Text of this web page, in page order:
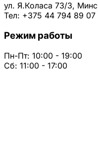
ул. Я.Коласа 73/3,
Тел: +375 44 794 89 07
Режим работы
Пн-Пт: 10:00 - 19:00
Сб: 11:00 - 17:00